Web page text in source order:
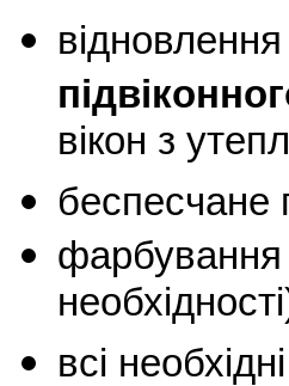
відновлення
вікон з
беспесчане
фарбування
всі